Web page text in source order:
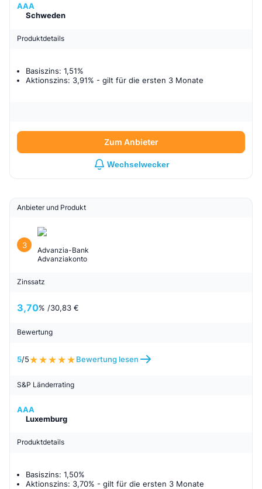
AAA
Schweden
Produktdetails
Basiszins: 1,51%
Aktionszins: 3,91% - gilt für die ersten 3 Monate
Zum Anbieter
Wechselwecker
Anbieter und Produkt
3
Advanzia-Bank
Advanziakonto
Zinssatz
3,70% /30,83 €
Bewertung
5/5 Bewertung lesen
S&P Länderrating
AAA
Luxemburg
Produktdetails
Basiszins: 1,50%
Aktionszins: 3,70% - gilt für die ersten 3 Monate